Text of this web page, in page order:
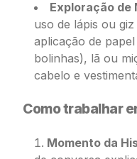
Exploração de
uso de lápis ou
aplicação de
bolinhas), lã ou
cabelo e
Como trabalhar
Momento da